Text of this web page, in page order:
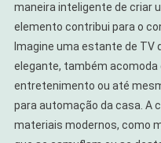
maneira inteligente de criar
elemento contribui para o
Imagine uma estante de TV
elegante, também
entretenimento ou até
para automação da casa. A
materiais modernos, como